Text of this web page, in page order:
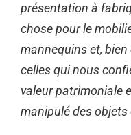
présentation à
chose pour le
mannequins et,
celles qui nous
valeur patrimoniale
manipulé des